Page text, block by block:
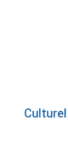
Culturel